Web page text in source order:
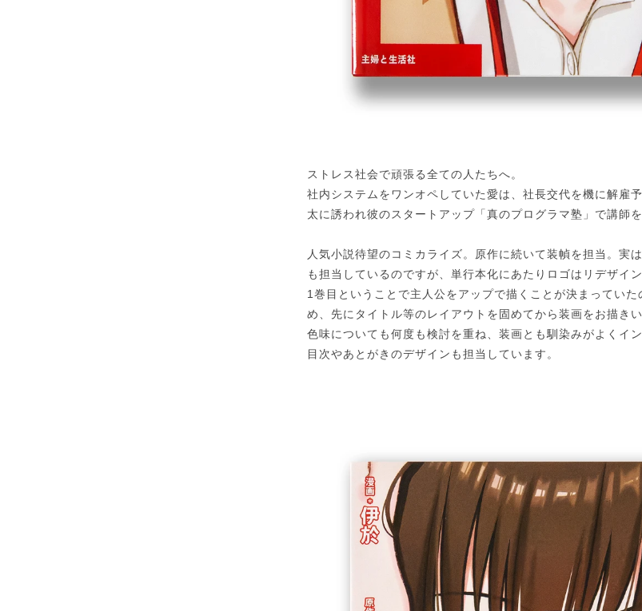
ストレス社会で頑張る全ての人たちへ。
社内システムをワンオペしていた愛は、社長交代を機に解雇
太に誘われ彼のスタートアップ「真のプログラマ塾」で講師
人気小説待望のコミカライズ。原作に続いて装幀を担当。実
も担当しているのですが、単行本化にあたりロゴはリデザイン
1巻目ということで主人公をアップで描くことが決まってい
め、先にタイトル等のレイアウトを固めてから装画をお描きい
色味についても何度も検討を重ね、装画とも馴染みがよくイ
目次やあとがきのデザインも担当しています。